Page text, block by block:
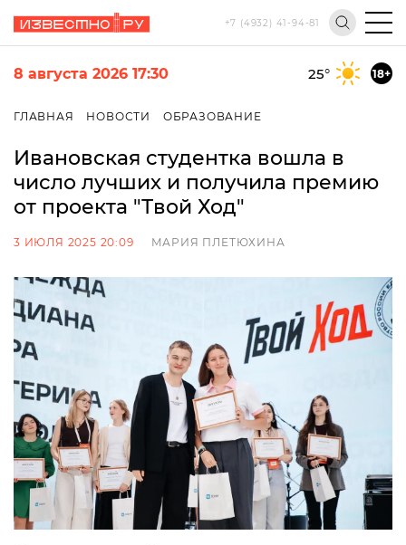
+7 (4932) 41-94-81
8 августа 2026 17:30 25° 18+
ГЛАВНАЯ НОВОСТИ ОБРАЗОВАНИЕ
Ивановская студентка вошла в
число лучших и получила премию
от проекта "Твой Ход"
3 ИЮЛЯ 2025 20:09 МАРИЯ ПЛЕТЮХИНА